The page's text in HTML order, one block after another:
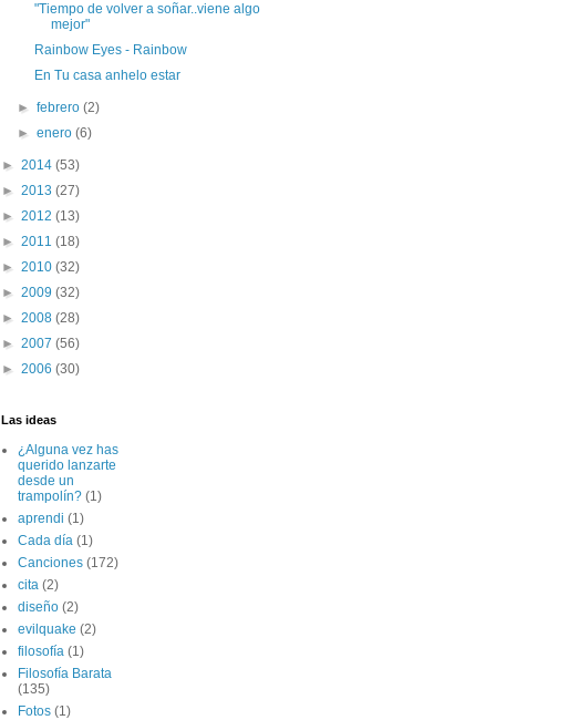
"Tiempo de volver a soñar..viene algo
mejor"
Rainbow Eyes - Rainbow
En Tu casa anhelo estar
►febrero(2)
►enero(6)
► 2014 (53)
► 2013 (27)
► 2012 (13)
► 2011 (18)
► 2010 (32)
► 2009 (32)
► 2008 (28)
► 2007 (56)
► 2006 (30)
Las ideas
¿Alguna vez has
querido lanzarte
desde un
trampolín? (1)
aprendi (1)
Cada día (1)
Canciones (172)
cita (2)
diseño (2)
evilquake (2)
filosofía (1)
Filosofía Barata
(135)
Fotos (1)